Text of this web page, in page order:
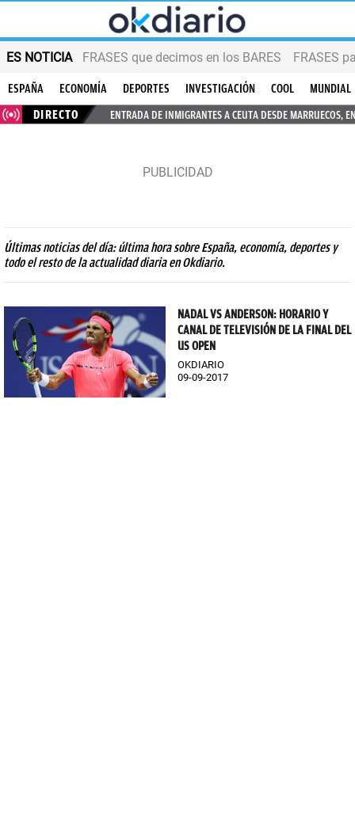
ES NOTICIA FRASES que decimos en los BARES FRASES
ESPAÑA ECONOMÍA DEPORTES INVESTIGACIÓN COOL
MUNDIAL
DIRECTO
ENTRADA DE INMIGRANTES A CEUTA DESDE MARRUECOS,
Últimas noticias del día: última hora sobre España, economía, deportes y
todo el resto de la actualidad diaria en Okdiario.
NADAL VS ANDERSON: HORARIO Y
CANAL DE TELEVISIÓN DE LA FINAL DEL
US OPEN
OKDIARIO
09-09-2017